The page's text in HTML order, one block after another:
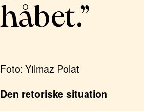
håbet.”
Foto: Yilmaz Polat
Den retoriske situation